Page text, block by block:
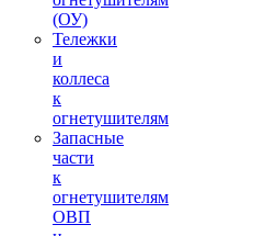
(ОУ)
Тележки
и
коллеса
к
огнетушителям
Запасные
части
к
огнетушителям
ОВП